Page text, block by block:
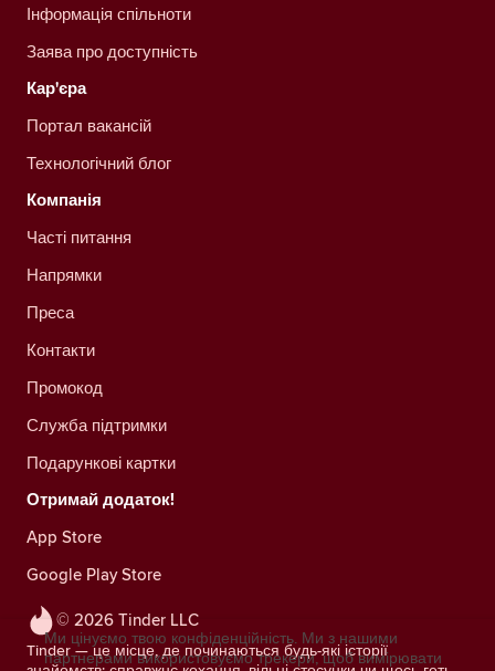
© 2026 Tinder LLC
Tinder — це місце, де починаються будь-які історії
Інформація спільноти
Заява про доступність
Кар'єра
Портал вакансій
Технологічний блог
Компанія
Часті питання
Напрямки
Преса
Контакти
Промокод
Служба підтримки
Подарункові картки
Отримай додаток!
App Store
Google Play Store
Ми цінуємо твою конфіденційність. Ми з нашими
партнерами використовуємо трекери, щоб вимірювати